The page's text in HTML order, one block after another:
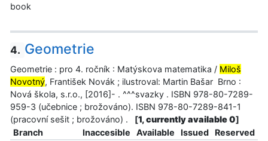
book
4. Geometrie
Geometrie : pro 4. ročník : Matýskova matematika / Miloš
Novotný, František Novák ; ilustroval: Martin Bašar Brno :
Nová škola, s.r.o., [2016]- . ^^^svazky . ISBN 978-80-7289-
959-3 (učebnice ; brožováno). ISBN 978-80-7289-841-1
(pracovní sešit ; brožováno) .
[1, currently available 0]
Branch
Inaccesible Available Issued
Reserved